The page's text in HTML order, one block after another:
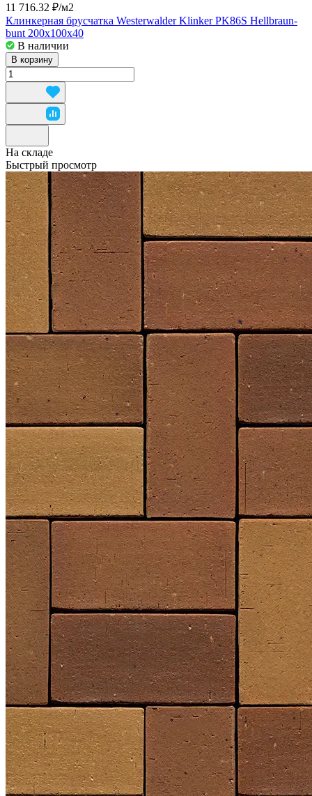
11 716.32 ₽/м2
Клинкерная брусчатка Westerwalder Klinker PK86S Hellbraun-
bunt 200x100x40
В наличии
В корзину
На складе
Быстрый просмотр